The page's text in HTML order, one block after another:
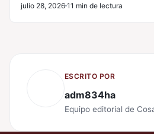
julio 28, 2026 11 min de lectura
ESCRITO POR
adm834ha
Equipo editorial de